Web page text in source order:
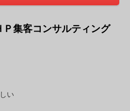
集客コンサルティング
い